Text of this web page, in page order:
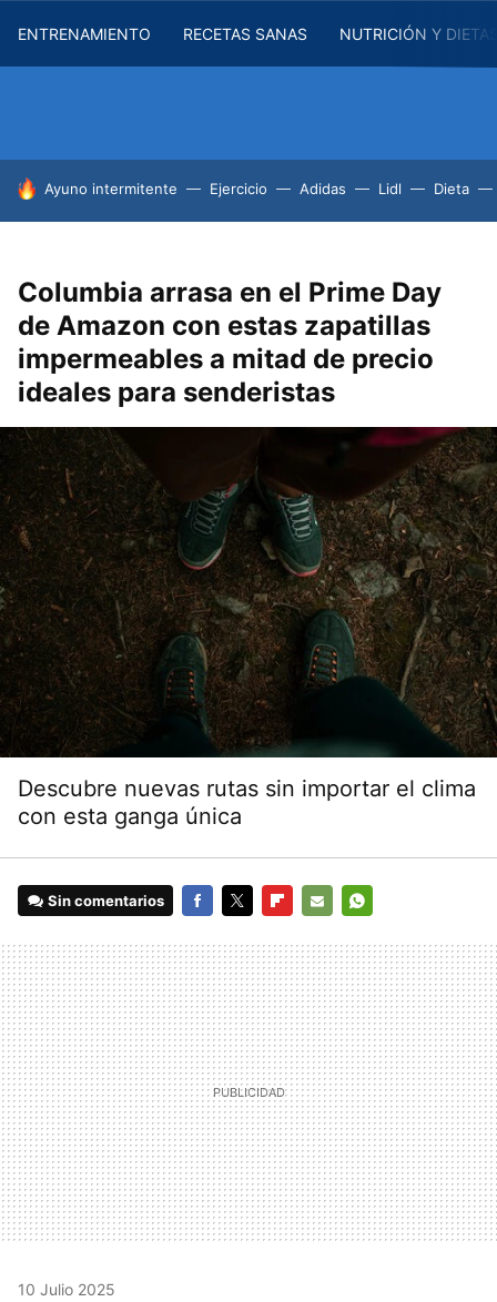
ENTRENAMIENTO RECETAS SANAS NUTRICIÓN Y
HOY SE HABLA DE
Ayuno intermitente Ejercicio Adidas Lidl Dieta
Columbia arrasa en el Prime Day
de Amazon con estas zapatillas
impermeables a mitad de precio
ideales para senderistas
Descubre nuevas rutas sin importar el clima
con esta ganga única
Sin comentarios
MAIL
10 Julio 2025